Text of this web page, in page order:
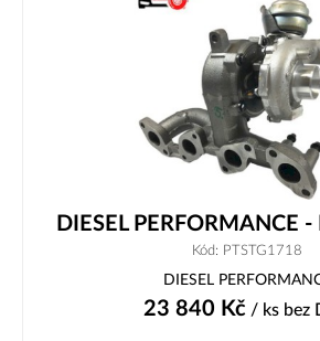
DIESEL PERFORMANCE
Kód: PTSTG1718
DIESEL
23 840 Kč/ ks bez